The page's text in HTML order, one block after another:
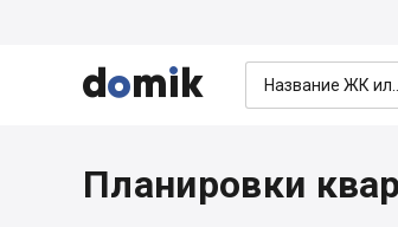



Планировки